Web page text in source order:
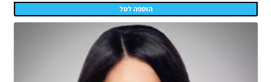
הוספה לסל